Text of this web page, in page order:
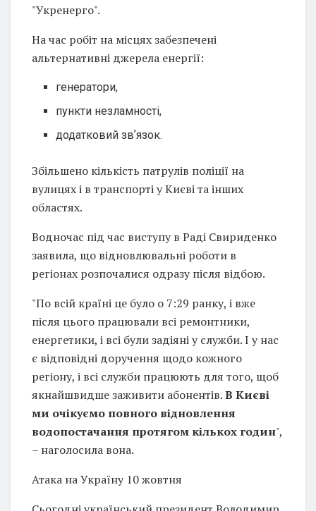
"Укренерго".
На час робіт на місцях забезпечені
альтернативні джерела енергії:
генератори,
пункти незламності,
додатковий звʼязок.
Збільшено кількість патрулів поліції на
вулицях і в транспорті у Києві та інших
областях.
Водночас під час виступу в Раді Свириденко
заявила, що відновлювальні роботи в
регіонах розпочалися одразу після відбою.
"По всій країні це було о 7:29 ранку, і вже
після цього працювали всі ремонтники,
енергетики, і всі були задіяні у служби. І у нас
є відповідні доручення щодо кожного
регіону, і всі служби працюють для того, щоб
якнайшвидше заживити абонентів.В Києві
ми очікуємо повного відновлення
водопостачання протягом кількох годин",
– наголосила вона.
Атака на Україну 10 жовтня